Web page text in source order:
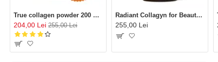
True collagen powder 200 gr (40 portii), Ancient and Brave
204,00 Lei 255,00 Lei
Radiant Collagyn for Beauty Vegan 200 gr (25 portii), Ancient and Brave
255,00 Lei